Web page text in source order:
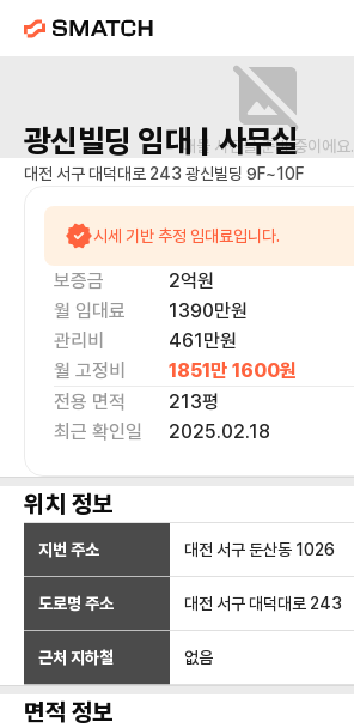
매물 사진을 준비 중이에요.
광신빌딩 임대 | 사무실
대전 서구 대덕대로 243 광신빌딩 9F~10F
시세 기반 추정 임대료입니다.
보증금 2억원
월 임대료
1390만원
관리비
461만원
월 고정비
1851만 1600원
전용 면적
213평
최근 확인일
2025.02.18
위치 정보
지번 주소 대전 서구 둔산동 1026
도로명 주소 대전 서구 대덕대로 243
근처 지하철 없음
면적 정보